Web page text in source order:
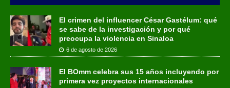
El crimen del influencer César Gastélum: qué
se sabe de la investigación y por qué
preocupa la violencia en Sinaloa
6 de agosto de 2026
El BOmm celebra sus 15 años incluyendo por
primera vez proyectos internacionales